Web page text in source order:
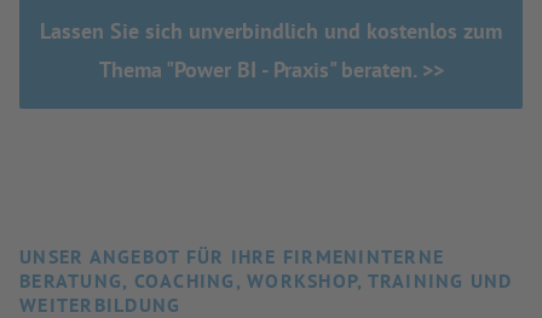
Lassen Sie sich unverbindlich und kostenlos zum
Thema "Power BI - Praxis" beraten. >>
UNSER ANGEBOT FÜR IHRE FIRMENINTERNE
BERATUNG, COACHING, WORKSHOP, TRAINING UND
WEITERBILDUNG